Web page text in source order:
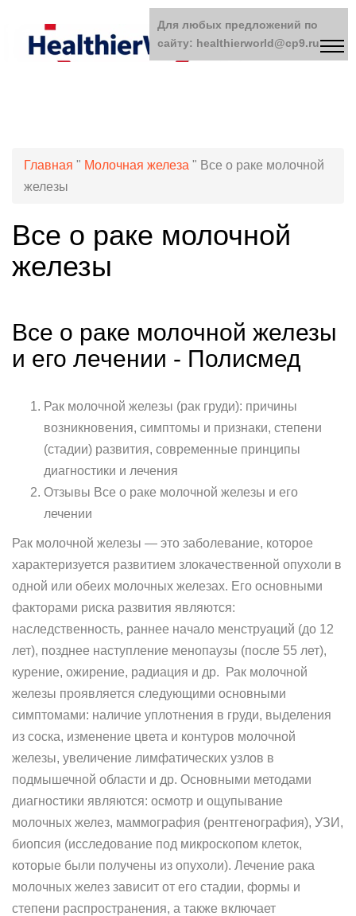
Главная " Молочная железа " Все о раке молочной
железы
Все о раке молочной
железы
Все о раке молочной железы
и его лечении - Полисмед
Рак молочной железы (рак груди): причины
возникновения, симптомы и признаки, степени
(стадии) развития, современные принципы
диагностики и лечения
Отзывы Все о раке молочной железы и его
лечении
Рак молочной железы — это заболевание, которое
характеризуется развитием злокачественной опухоли в
одной или обеих молочных железах. Его основными
факторами риска развития являются:
наследственность, раннее начало менструаций (до 12
лет), позднее наступление менопаузы (после 55 лет),
курение, ожирение, радиация и др. Рак молочной
железы проявляется следующими основными
симптомами: наличие уплотнения в груди, выделения
из соска, изменение цвета и контуров молочной
железы, увеличение лимфатических узлов в
подмышечной области и др. Основными методами
диагностики являются: осмотр и ощупывание
молочных желез, маммография (рентгенография), УЗИ,
биопсия (исследование под микроскопом клеток,
которые были получены из опухоли). Лечение рака
молочных желез зависит от его стадии, формы и
степени распространения, а также включает
Для любых предложений по
сайту: healthierworld@cp9.ru